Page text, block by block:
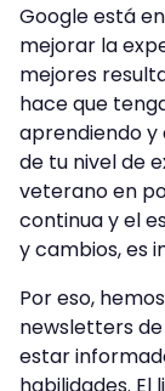
Google está
mejorar la
mejores
hace que
aprendiendo
de tu nivel de
veterano en
continua y el
y cambios, es
Por eso,
newsletters de
estar